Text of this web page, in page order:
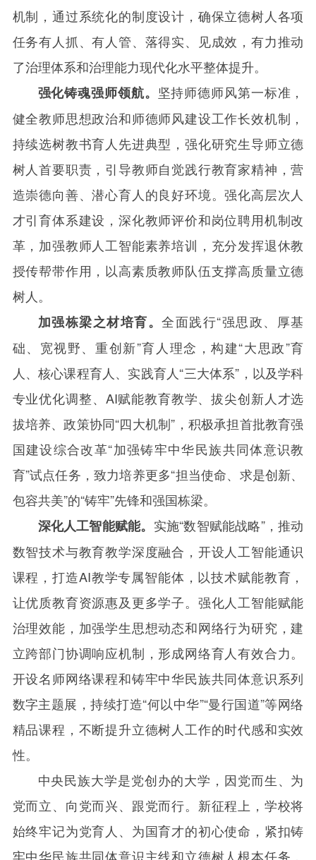
机制，通过系统化的制度设计，确保立德树人各项
任务有人抓、有人管、落得实、见成效，有力推动
了治理体系和治理能力现代化水平整体提升。
强化铸魂强师领航。 坚持师德师风第一标准，
健全教师思想政治和师德师风建设工作长效机制，
持续选树教书育人先进典型，强化研究生导师立德
树人首要职责，引导教师自觉践行教育家精神，营
造崇德向善、潜心育人的良好环境。强化高层次人
才引育体系建设，深化教师评价和岗位聘用机制改
革，加强教师人工智能素养培训，充分发挥退休教
授传帮带作用，以高素质教师队伍支撑高质量立德
树人。
加强栋梁之材培育。全面践行“强思政、厚基
础、宽视野、重创新”育人理念，构建“大思政”育
人、核心课程育人、实践育人“三大体系”，以及学科
专业优化调整、 AI赋能教育教学、拔尖创新人才选
拔培养、政策协同“四大机制”，积极承担首批教育强
国建设综合改革“加强铸牢中华民族共同体意识教
育”试点任务，致力培养更多“担当使命、求是创新、
包容共美”的“铸牢”先锋和强国栋梁。
深化人工智能赋能。 实施“数智赋能战略”，推动
数智技术与教育教学深度融合，开设人工智能通识
课程，打造AI教学专属智能体，以技术赋能教育，
让优质教育资源惠及更多学子。强化人工智能赋能
治理效能，加强学生思想动态和网络行为研究，建
立跨部门协调响应机制，形成网络育人有效合力。
开设名师网络课程和铸牢中华民族共同体意识系列
数字主题展，持续打造“何以中华”“曼行国道”等网络
精品课程，不断提升立德树人工作的时代感和实效
性。
中央民族大学是党创办的大学，因党而生、为
党而立、向党而兴、跟党而行。新征程上，学校将
始终牢记为党育人、为国育才的初心使命，紧扣铸
牢中华民族共同体意识主线和立德树人根本任务，